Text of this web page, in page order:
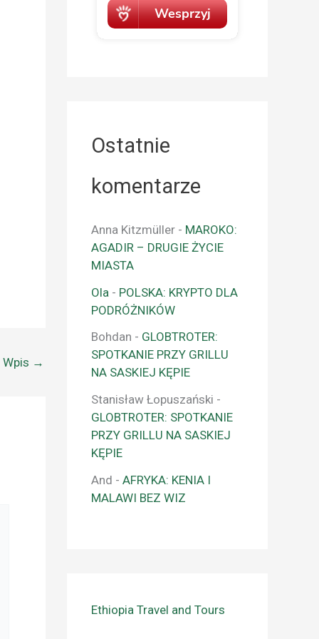
→
Ostatnie
komentarze
Anna Kitzmüller - MAROKO:
AGADIR – DRUGIE ŻYCIE
MIASTA
Ola - POLSKA: KRYPTO DLA
PODRÓŻNIKÓW
Bohdan - GLOBTROTER:
SPOTKANIE PRZY GRILLU
NA SASKIEJ KĘPIE
Stanisław Łopuszański -
GLOBTROTER: SPOTKANIE
PRZY GRILLU NA SASKIEJ
KĘPIE
And - AFRYKA: KENIA I
MALAWI BEZ WIZ
Ethiopia Travel and Tours